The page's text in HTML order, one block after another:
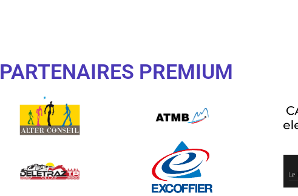
PARTENAIRES PREMIUM